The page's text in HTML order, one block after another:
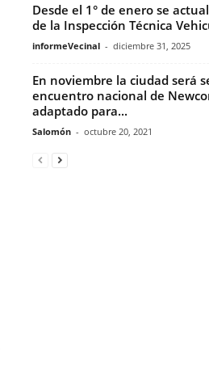
Desde el 1° de enero se
de la Inspección Técnica
informeVecinal - diciembre 31, 2025
En noviembre la ciudad será
encuentro nacional de
adaptado para...
Salomón - octubre 20, 2021